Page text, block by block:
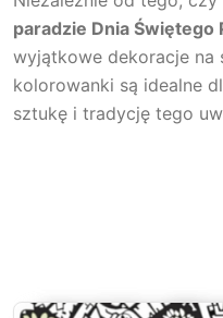
paradzie Dnia Świętego
wyjątkowe dekoracje na
kolorowanki są idealne
sztukę i tradycję tego